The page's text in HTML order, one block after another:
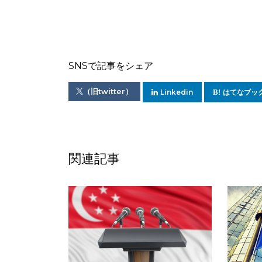
SNSで記事をシェア
（旧twitter） Linkedin はてなブッ
関連記事